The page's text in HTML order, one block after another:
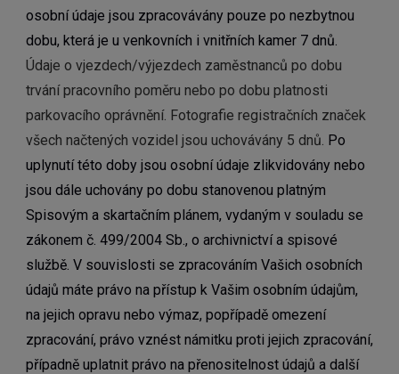
osobní údaje jsou zpracovávány pouze po nezbytnou
dobu, která je u venkovních i vnitřních kamer 7 dnů.
Údaje o vjezdech/výjezdech zaměstnanců po dobu
trvání pracovního poměru nebo po dobu platnosti
parkovacího oprávnění. Fotografie registračních značek
všech načtených vozidel jsou uchovávány 5 dnů. Po
uplynutí této doby jsou osobní údaje zlikvidovány nebo
jsou dále uchovány po dobu stanovenou platným
Spisovým a skartačním plánem, vydaným v souladu se
zákonem č. 499/2004 Sb., o archivnictví a spisové
službě. V souvislosti se zpracováním Vašich osobních
údajů máte právo na přístup k Vašim osobním údajům,
na jejich opravu nebo výmaz, popřípadě omezení
zpracování, právo vznést námitku proti jejich zpracování,
případně uplatnit právo na přenositelnost údajů a další